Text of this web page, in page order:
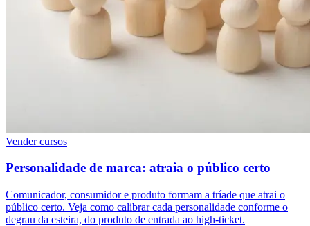
Vender cursos
Personalidade de marca: atraia o público certo
Comunicador, consumidor e produto formam a tríade que atrai o
público certo. Veja como calibrar cada personalidade conforme o
degrau da esteira, do produto de entrada ao high-ticket.